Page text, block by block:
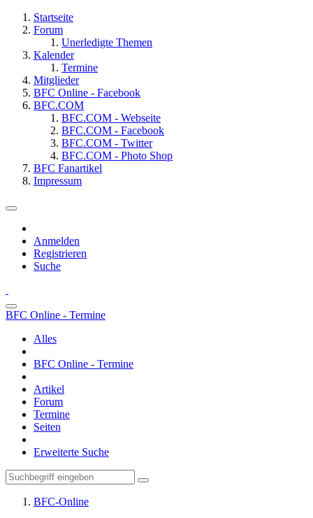
Startseite
Forum
Unerledigte Themen
Kalender
Termine
Mitglieder
BFC Online - Facebook
BFC.COM
BFC.COM - Webseite
BFC.COM - Facebook
BFC.COM - Twitter
BFC.COM - Photo Shop
BFC Fanartikel
Impressum
Anmelden
Registrieren
Suche
BFC Online - Termine
Alles
BFC Online - Termine
Artikel
Forum
Termine
Seiten
Erweiterte Suche
BFC-Online